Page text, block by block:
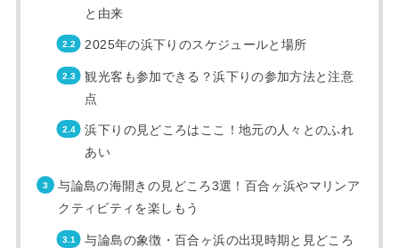
と由来
2025年の浜下りのスケジュールと場所
観光客も参加できる？浜下りの参加方法と注意
点
浜下りの見どころはここ！地元の人々とのふれ
あい
与論島の海開きの見どころ3選！百合ヶ浜やマリンア
クティビティを楽しもう
与論島の象徴・百合ヶ浜の出現時期と見どころ